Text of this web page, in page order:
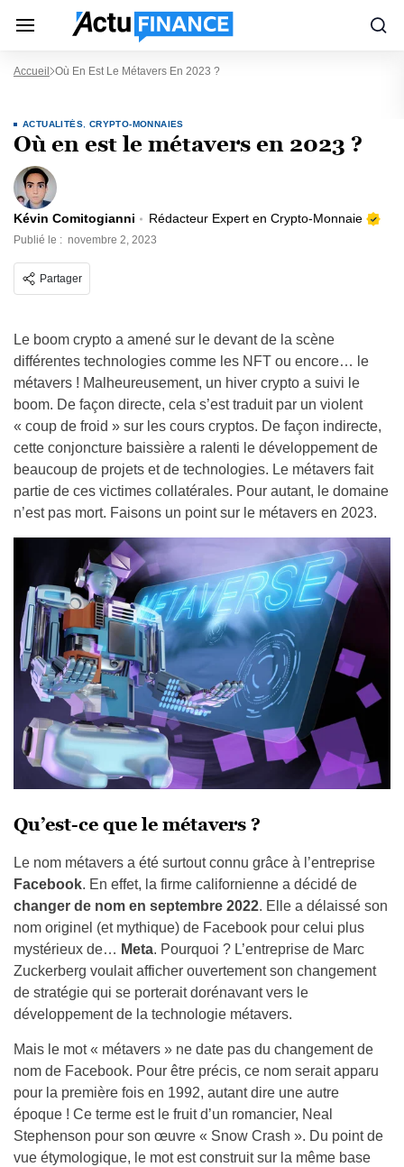
Accueil Où En Est Le Métavers En 2023 ?
ACTUALITÉS CRYPTO-MONNAIES
Où en est le métavers en 2023 ?
Kévin Comitogianni Rédacteur Expert en Crypto-Monnaie
Publié le : novembre 2, 2023
Partager
Le boom crypto a amené sur le devant de la scène
différentes technologies comme les NFT ou encore… le
métavers ! Malheureusement, un hiver crypto a suivi le
boom. De façon directe, cela s’est traduit par un violent
« coup de froid » sur les cours cryptos. De façon indirecte,
cette conjoncture baissière a ralenti le développement de
beaucoup de projets et de technologies. Le métavers fait
partie de ces victimes collatérales. Pour autant, le domaine
n’est pas mort. Faisons un point sur le métavers en 2023.
Qu’est-ce que le métavers ?
Le nom métavers a été surtout connu grâce à l’entreprise
Facebook. En effet, la firme californienne a décidé de
changer de nom en septembre 2022. Elle a délaissé son
nom originel (et mythique) de Facebook pour celui plus
mystérieux de… Meta. Pourquoi ? L’entreprise de Marc
Zuckerberg voulait afficher ouvertement son changement
de stratégie qui se porterait dorénavant vers le
développement de la technologie métavers.
Mais le mot « métavers » ne date pas du changement de
nom de Facebook. Pour être précis, ce nom serait apparu
pour la première fois en 1992, autant dire une autre
époque ! Ce terme est le fruit d’un romancier, Neal
Stephenson pour son œuvre « Snow Crash ». Du point de
vue étymologique, le mot est construit sur la même base